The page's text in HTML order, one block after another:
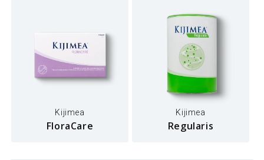
Kijimea
FloraCare
Kijimea
Regularis